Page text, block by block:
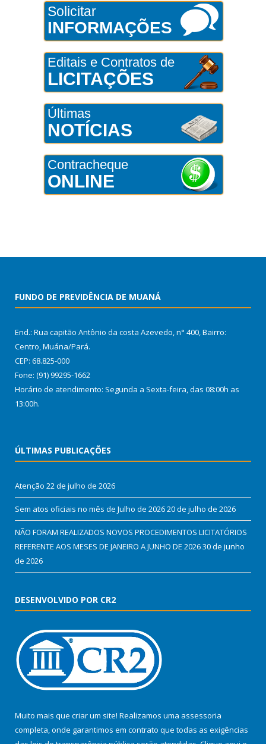
Solicitar
INFORMAÇÕES
Editais e Contratos de
LICITAÇÕES
Últimas
NOTÍCIAS
Contracheque
ONLINE
FUNDO DE PREVIDÊNCIA DE MUANÁ
End.: Rua capitão Antônio da costa Azevedo, n° 400, Bairro:
Centro, Muána/Pará.
CEP: 68.825-000
Fone: (91) 99295-1662
Horário de atendimento: Segunda a Sexta-feira, das 08:00h as
13:00h.
ÚLTIMAS PUBLICAÇÕES
Atenção 22 de julho de 2026
Sem atos oficiais no mês de Julho de 202620 de julho de 2026
NÃO FORAM REALIZADOS NOVOS PROCEDIMENTOS LICITATÓRIOS
REFERENTE AOS MESES DE JANEIRO A JUNHO DE 202630 de junho
de 2026
DESENVOLVIDO POR CR2
Muito mais que criar um site! Realizamos uma assessoria
completa, onde garantimos em contrato que todas as exigências